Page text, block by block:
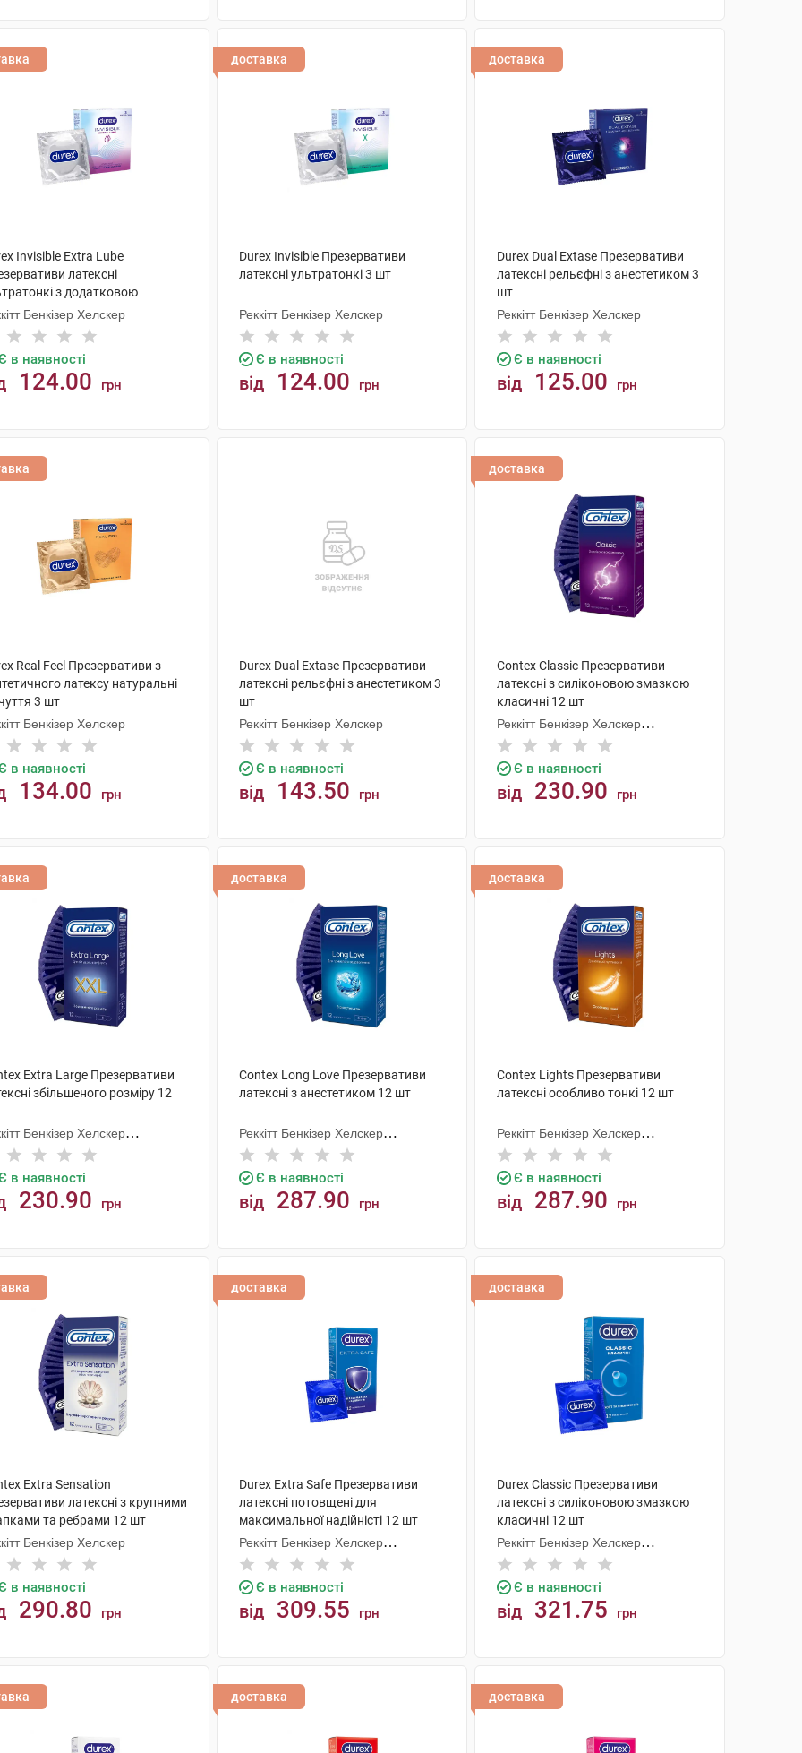
Invisible Extra Lube
латексні
з додатковою
3 шт
Бенкізер Хелскер
в наявності
124.00 грн
доставка
Durex Invisible Презервативи
латексні ультратонкі 3 шт
Реккітт Бенкізер Хелскер
Є в наявності
від 124.00 грн
доставка
Durex Dual Extase Презервативи
латексні рельєфні з анестетиком 3
шт
Реккітт Бенкізер Хелскер
Є в наявності
від 125.00 грн
Real Feel Презервативи з
латексу натуральні
3 шт
Бенкізер Хелскер
в наявності
134.00 грн
Durex Dual Extase Презервативи
латексні рельєфні з анестетиком 3
шт
Реккітт Бенкізер Хелскер
Є в наявності
від 143.50 грн
доставка
Contex Classic Презервативи
латексні з силіконовою змазкою
класичні 12 шт
Реккітт Бенкізер Хелскер
Мануфектурінг
Є в наявності
від 230.90 грн
Extra Large Презервативи
збільшеного розміру 12
Бенкізер Хелскер
в наявності
230.90 грн
доставка
Contex Long Love Презервативи
латексні з анестетиком 12 шт
Реккітт Бенкізер Хелскер
Мануфектурінг
Є в наявності
від 287.90 грн
доставка
Contex Lights Презервативи
латексні особливо тонкі 12 шт
Реккітт Бенкізер Хелскер
Мануфектурінг
Є в наявності
від 287.90 грн
Extra Sensation
латексні з крупними
та ребрами 12 шт
Бенкізер Хелскер
в наявності
290.80 грн
доставка
Durex Extra Safe Презервативи
латексні потовщені для
максимальної надійністі 12 шт
Реккітт Бенкізер Хелскер
Мануфектурінг
Є в наявності
від 309.55 грн
доставка
Durex Classic Презервативи
латексні з силіконовою змазкою
класичні 12 шт
Реккітт Бенкізер Хелскер
Мануфектурінг
Є в наявності
від 321.75 грн
доставка доставка